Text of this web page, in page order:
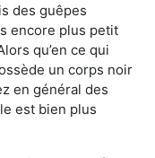
des guêpes
encore plus petit
qu’en ce qui
un corps noir
en général des
est bien plus